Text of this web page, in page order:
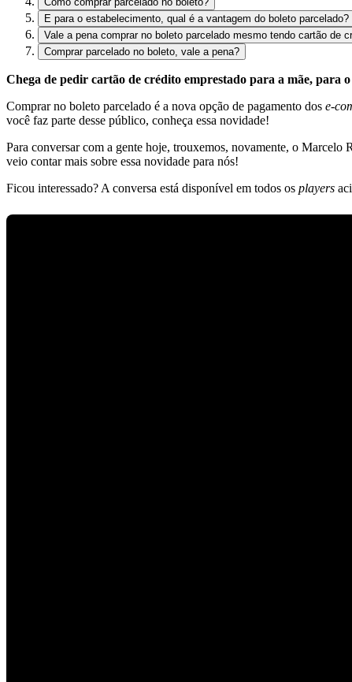
E para o estabelecimento, qual é a vantagem do boleto parcelado?
Vale a pena comprar no boleto parcelado mesmo tendo cartão de
Comprar parcelado no boleto, vale a pena?
Chega de pedir cartão de crédito emprestado para a mãe, para
Comprar no boleto parcelado é a nova opção de pagamento dos e-
você faz parte desse público, conheça essa novidade!
Para conversar com a gente hoje, trouxemos, novamente, o Marcelo
veio contar mais sobre essa novidade para nós!
Ficou interessado? A conversa está disponível em todos os players